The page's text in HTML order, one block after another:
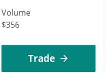
Volume
$356
Trade